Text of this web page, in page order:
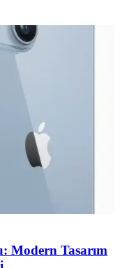
Modern Tasarım